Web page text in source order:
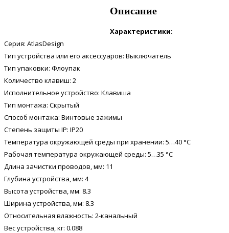
Описание
Характеристики:
Серия: AtlasDesign
Тип устройства или его аксессуаров: Выключатель
Тип упаковки: Флоупак
Количество клавиш: 2
Исполнительное устройство: Клавиша
Тип монтажа: Скрытый
Способ монтажа: Винтовые зажимы
Степень защиты IP: IP20
Температура окружающей среды при хранении: 5…40 °C
Рабочая температура окружающей среды: 5…35 °C
Длина зачистки проводов, мм: 11
Глубина устройства, мм: 4
Высота устройства, мм: 8.3
Ширина устройства, мм: 8.3
Относительная влажность: 2-канальный
Вес устройства, кг: 0.088